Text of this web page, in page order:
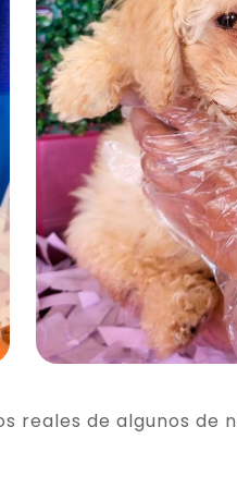
reales de algunos de